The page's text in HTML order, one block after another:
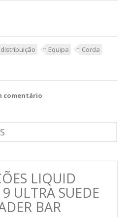
Equipa
Corda
comentário
LIQUID
ULTRA SUEDE
BAR